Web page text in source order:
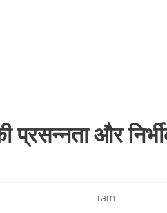
प्रसन्नता और
ram